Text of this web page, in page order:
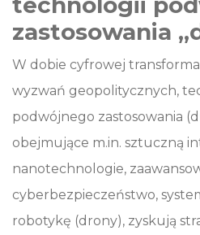
zastosowania
W dobie cyfrowej
wyzwań geopolitycznych,
podwójnego zastosowania
obejmujące m.in. sztuczną
nanotechnologie,
cyberbezpieczeństwo,
robotykę (drony), zyskują